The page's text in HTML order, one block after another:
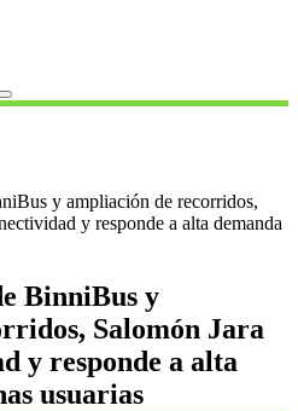
y ampliación de recorridos,
y responde a alta demanda
BinniBus y
Salomón Jara
y responde a alta
usuarias